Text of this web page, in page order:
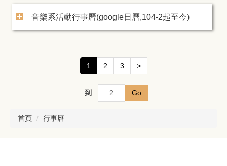
音樂系活動行事曆(google日曆,104-2起至今)
1 2 3 >
到 Go
首頁 行事曆